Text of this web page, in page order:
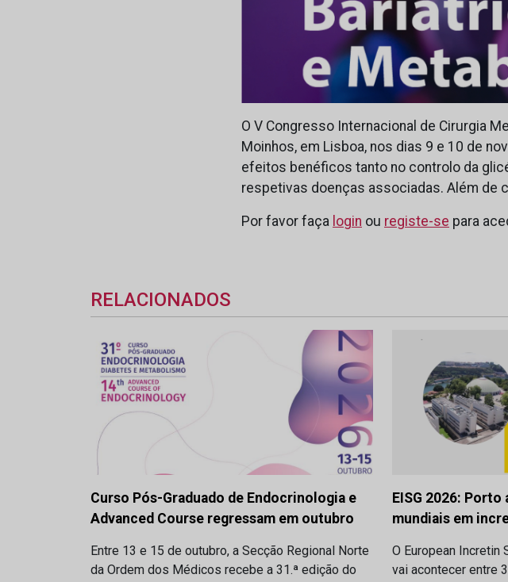
O V Congresso Internacional de Cirurgia
Moinhos, em Lisboa, nos dias 9 e 10 de
efeitos benéficos tanto no controlo da
respetivas doenças associadas. Além de
Por favor faça login ou registe-se para
RELACIONADOS
Curso Pós-Graduado de Endocrinologia e
Advanced Course regressam em outubro
Entre 13 e 15 de outubro, a Secção Regional Norte
da Ordem dos Médicos recebe a 31.ª edição do
EISG 2026:
mundiais em
O European Incretin
vai acontecer entre